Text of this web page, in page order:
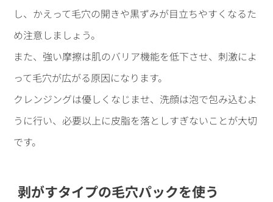
し、かえって毛穴の開きや黒ずみが目立ちやすくなるた
め注意しましょう。
また、強い摩擦は肌のバリア機能を低下させ、刺激によ
って毛穴が広がる原因になります。
クレンジングは優しくなじませ、洗顔は泡で包み込むよ
うに行い、必要以上に皮脂を落としすぎないことが大切
です。
剥がすタイプの毛穴パックを使う